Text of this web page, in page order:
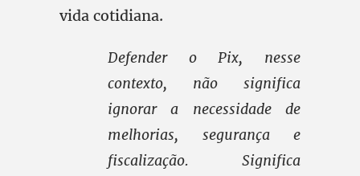
vida cotidiana.
Defender o Pix, nesse
contexto, não significa
ignorar a necessidade de
melhorias, segurança e
fiscalização. Significa